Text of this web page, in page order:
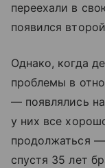
переехали в
появился
Однако, когда
проблемы в
— появлялись
у них все
продолжаться
спустя 35 лет